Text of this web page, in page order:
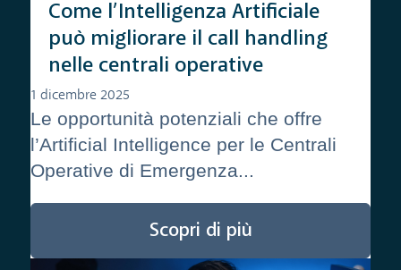
Come l’Intelligenza Artificiale
può migliorare il call handling
nelle centrali operative
1 dicembre 2025
Le opportunità potenziali che offre
l’Artificial Intelligence per le Centrali
Operative di Emergenza...
Scopri di più